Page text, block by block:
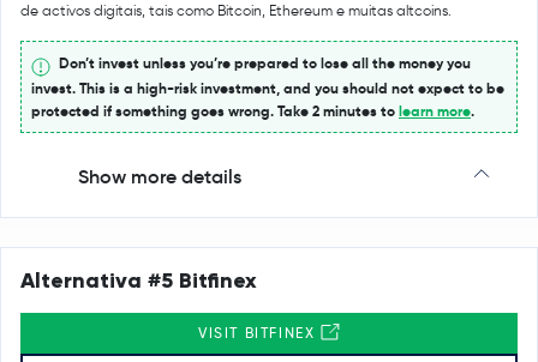
de activos digitais, tais como Bitcoin, Ethereum e muitas altcoins.
Don’t invest unless you’re prepared to lose all the money you
invest. This is a high-risk investment, and you should not expect to be
protected if something goes wrong. Take 2 minutes to learn more.
Show more details
Alternativa #5 Bitfinex
VISIT BITFINEX